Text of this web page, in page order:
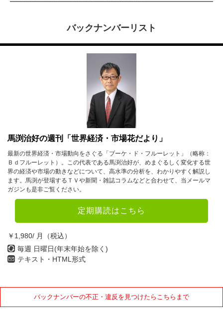
バックナンバーリスト
馬渕治好の週刊「世界経済・市場花だより」
最新の世界経済・市場動向をさぐる「ブーケ・ド・フルーレット」（略称：
Ｂｄフルーレット）。この代表である馬渕治好が、めまぐるしく変化する世
界の経済や市場の動きなどについて、高水準の分析を、わかりやすく解説し
ます。馬渕が登場するＴＶや新聞・雑誌コラムなどと合わせて、当メールマ
ガジンも是非ご覧ください。
定期購読はこちら
￥1,980/ 月（税込）
毎週 日曜日(年末年始を除く)
テキスト・HTML形式
バックナンバーの不正・違反を見つけたらこちらまで